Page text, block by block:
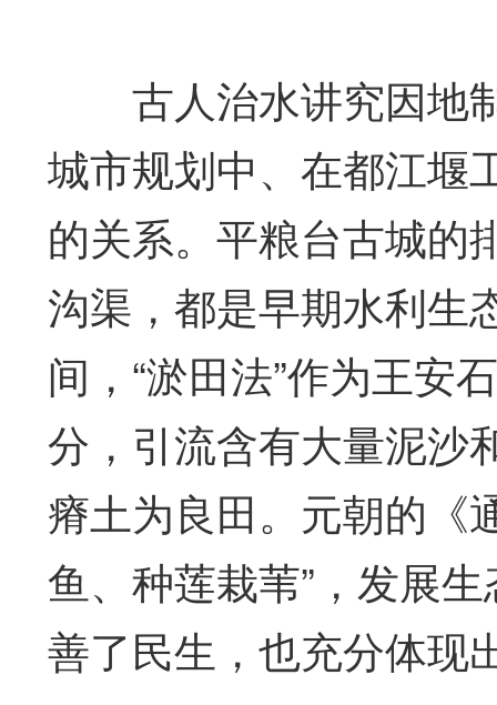
古人治水讲究因地
城市规划中、在都江堰
的关系。平粮台古城的
沟渠，都是早期水利生
间，“淤田法”作为王安
分，引流含有大量泥沙
瘠土为良田。元朝的《
鱼、种莲栽苇”，发展
善了民生，也充分体现